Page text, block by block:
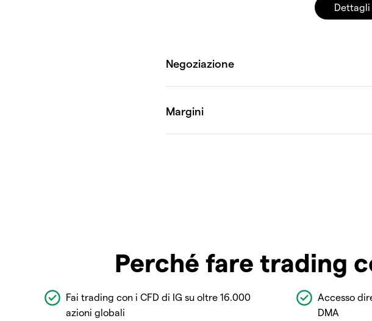
Perché fare trading
Fai trading con i CFD di IG su oltre 16.000
azioni globali
Accesso
DMA